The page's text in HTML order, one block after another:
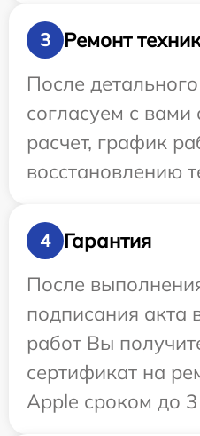
3
Ремонт
После
согласуем с
расчет, график
восстановлению
4
Гарантия
После
подписания акта
работ Вы
сертификат на
Apple сроком до 3